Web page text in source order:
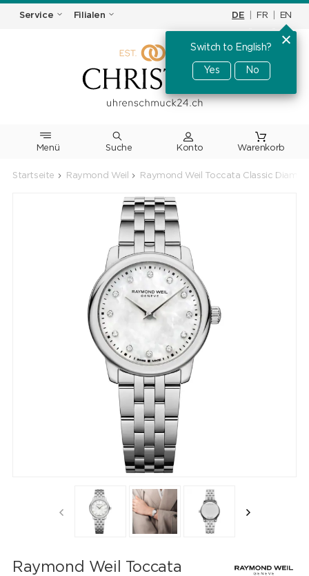
Service Filialen DE FR EN
Switch to English?
Yes No
Menü Suche Warenkorb
Startseite Raymond Weil Raymond Weil Toccata Classic
Raymond Weil Toccata